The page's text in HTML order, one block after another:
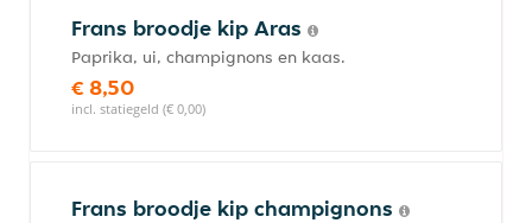
Frans broodje kip Aras
Paprika, ui, champignons en kaas.
€ 8,50
incl. statiegeld (€ 0,00)
Frans broodje kip champignons